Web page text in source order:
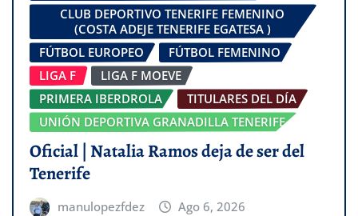
CLUB DEPORTIVO TENERIFE FEMENINO
(COSTA ADEJE TENERIFE EGATESA )
FÚTBOL EUROPEO
FÚTBOL FEMENINO
LIGA F
LIGA F MOEVE
PRIMERA IBERDROLA
TITULARES DEL DÍA
UNIÓN DEPORTIVA GRANADILLA TENERIFE
Oficial | Natalia Ramos deja de ser del
Tenerife
manulopezfdez Ago 6, 2026